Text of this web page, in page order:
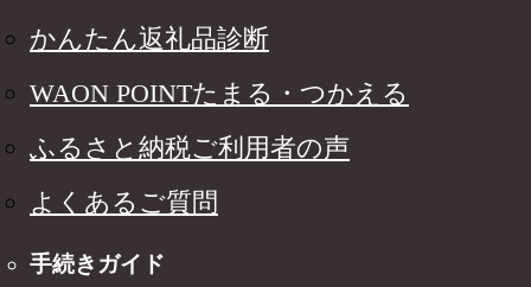
かんたん返礼品診断
WAON POINTたまる・つかえる
ふるさと納税ご利用者の声
よくあるご質問
手続きガイド